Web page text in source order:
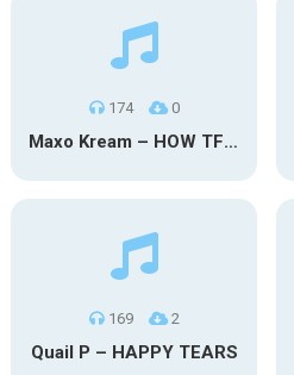
174 0
Maxo Kream – HOW TF I’M LUCKY
169 2
Quail P – HAPPY TEARS